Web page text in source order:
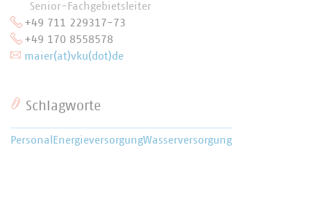
Senior-Fachgebietsleiter
+49 711 229317-73
+49 170 8558578
maier(at)vku(dot)de
Schlagworte
Personal EnergieversorgungWasserversorgung